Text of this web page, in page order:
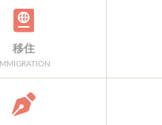
移住
IMMIGRATION